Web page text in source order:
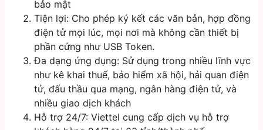
bảo mật
Tiện lợi: Cho phép ký kết các văn bản, hợp đồng
điện tử mọi lúc, mọi nơi mà không cần thiết bị
phần cứng như USB Token.
Đa dạng ứng dụng: Sử dụng trong nhiều lĩnh vực
như kê khai thuế, bảo hiểm xã hội, hải quan điện
tử, đấu thầu qua mạng, ngân hàng điện tử, và
nhiều giao dịch khách
Hỗ trợ 24/7: Viettel cung cấp dịch vụ hỗ trợ